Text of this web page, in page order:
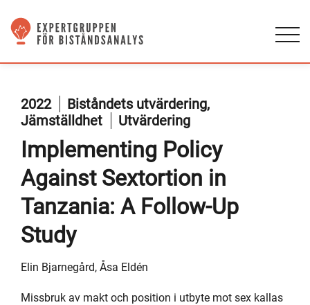
2022
Biståndets utvärdering,
Jämställdhet
Utvärdering
Implementing Policy
Against Sextortion in
Tanzania: A Follow-Up
Study
Elin Bjarnegård, Åsa Eldén
Missbruk av makt och position i utbyte mot sex kallas